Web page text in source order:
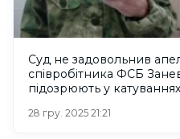
Суд не задовольнив
співробітника ФСБ
підозрюють у
28 гру. 2025 21:21